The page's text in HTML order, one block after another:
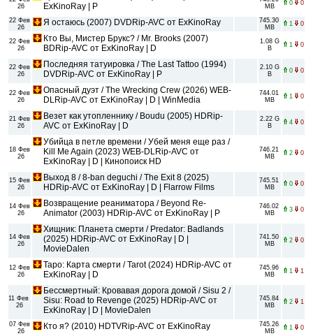
26
ExKinoRay | P
MB
0 0
22 Фев
26
Я остаюсь (2007) DVDRip-AVC от ExKinoRay
745.30
MB
1 0
22 Фев
26
Кто Вы, Мистер Брукс? / Mr. Brooks (2007)
BDRip-AVC от ExKinoRay | D
1.08 G
B
1 0
22 Фев
26
Последняя татуировка / The Last Tattoo (1994)
DVDRip-AVC от ExKinoRay | P
2.10 G
B
0 0
22 Фев
26
Опасный дуэт / The Wrecking Crew (2026) WEB-
DLRip-AVC от ExKinoRay | D | WinMedia
744.01
MB
1 0
21 Фев
26
Везет как утопленнику / Boudu (2005) HDRip-
AVC от ExKinoRay | D
2.22 G
B
4 0
18 Фев
26
Убийца в петле времени / Убей меня еще раз /
Kill Me Again (2023) WEB-DLRip-AVC от
ExKinoRay | D | Кинопоиск HD
746.21
MB
2 0
15 Фев
26
Выход 8 / 8-ban deguchi / The Exit 8 (2025)
HDRip-AVC от ExKinoRay | D | Flarrow Films
745.51
MB
0 0
14 Фев
26
Возвращение реаниматора / Beyond Re-
Animator (2003) HDRip-AVC от ExKinoRay | P
746.02
MB
3 0
14 Фев
26
Хищник: Планета смерти / Predator: Badlands
(2025) HDRip-AVC от ExKinoRay | D |
MovieDalen
741.50
MB
2 0
12 Фев
26
Таро: Карта смерти / Tarot (2024) HDRip-AVC от
ExKinoRay | D
745.96
MB
1 1
11 Фев
26
Бессмертный: Кровавая дорога домой / Sisu 2 /
Sisu: Road to Revenge (2025) HDRip-AVC от
ExKinoRay | D | MovieDalen
745.84
MB
2 1
07 Фев
26
Кто я? (2010) HDTVRip-AVC от ExKinoRay
745.26
MB
1 0